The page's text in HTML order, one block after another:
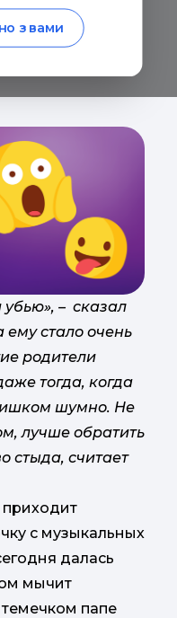
убью», – сказал
ему стало очень
родители
тогда, когда
шумно. Не
лучше обратить
стыда, считает
с музыкальных
далась
мычит
папе
з вами